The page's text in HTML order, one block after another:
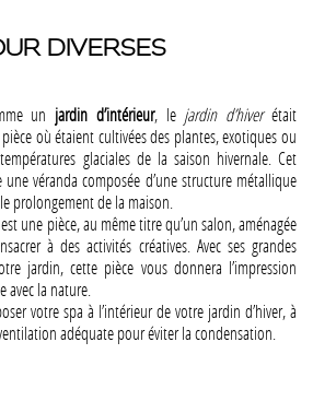
DIVERSES
un jardin d’intérieur, le jardin d’hiverétait
où étaient cultivées des plantes, exotiques ou
glaciales de la saison hivernale. Cet
véranda composée d’une structure métallique
prolongement de la maison.
une pièce, au même titre qu’un salon, aménagée
à des activités créatives. Avec ses grandes
jardin, cette pièce vous donnera l’impression
avec la nature.
votre spa à l’intérieur de votre jardin d’hiver, à
adéquate pour éviter la condensation.